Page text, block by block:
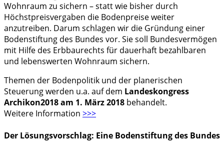
Wohnraum zu sichern – statt wie bisher durch
Höchstpreisvergaben die Bodenpreise weiter
anzutreiben. Darum schlagen wir die Gründung einer
Bodenstiftung des Bundes vor. Sie soll Bundesvermögen
mit Hilfe des Erbbaurechts für dauerhaft bezahlbaren
und lebenswerten Wohnraum sichern.
Themen der Bodenpolitik und der planerischen
Steuerung werden u.a. auf dem Landeskongress
Archikon2018 am 1. März 2018 behandelt.
Weitere Information >>>
Der Lösungsvorschlag: Eine Bodenstiftung des Bundes